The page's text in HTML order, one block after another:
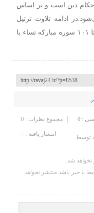
احکام دین است و بر اساس
در ادامه تلاوت ترتیل
صفحه ۹۴ قرآن کریم شامل آیات ۹۵ تا ۱۰۱ سوره مبارکه نساء با
مجموع نظرات : 0 : 0
انتشار یافته : ۰
توسط
نخواهد شد.
با خبر باشد منتشر نخواهد